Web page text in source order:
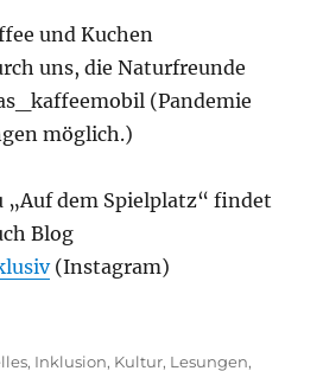
und Kuchen
uns, die Naturfreunde
(Pandemie
möglich.)
„Auf dem Spielplatz“ findet
Blog
(Instagram)
, Inklusion, Kultur, Lesungen,